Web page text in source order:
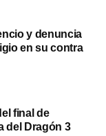
y denuncia
en su contra
final de
del Dragón 3